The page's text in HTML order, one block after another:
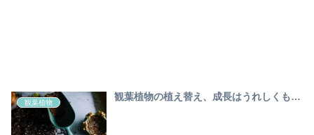
観葉植物
観葉植物の植え替え、成長はうれしくも…